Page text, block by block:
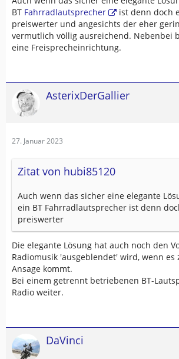
BT Fahrradlautsprecher
ist denn doch
preiswerter und angesichts der eher
vermutlich völlig ausreichend. Nebenbei
eine Freisprecheinrichtung.
AsterixDerGallier
27. Januar 2023
Zitat von hubi85120
Auch wenn das sicher eine elegante
ein BT Fahrradlautsprecher ist denn
preiswerter
Die elegante Lösung hat auch noch den
Radiomusik 'ausgeblendet' wird, wenn es
Ansage kommt.
Bei einem getrennt betriebenen BT-
Radio weiter.
DaVinci